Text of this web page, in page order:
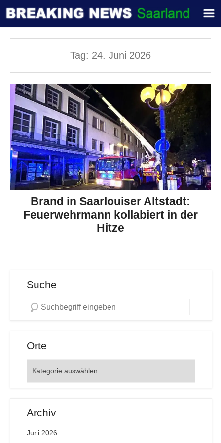
Tag: 24. Juni 2026
Brand in Saarlouiser Altstadt:
Feuerwehrmann kollabiert in der
Hitze
Suche
Orte
Archiv
Juni 2026